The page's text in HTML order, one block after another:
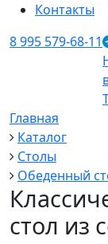
Контакты
8 995 579-68-11
Главная
Каталог
Столы
Обеденный
стол из